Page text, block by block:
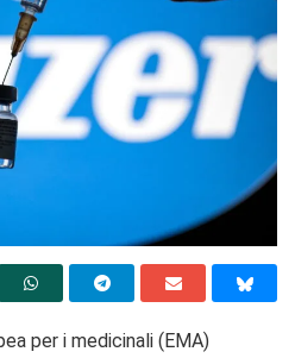
per i medicinali (EMA)